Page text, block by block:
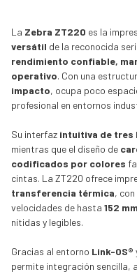
La Zebra ZT220 es la
versátil de la reconocida
rendimiento confiable,
operativo. Con una
impacto, ocupa poco
profesional en entornos
Su interfaz intuitiva de tres
mientras que el diseño de
codificados por colores
cintas. La ZT220 ofrece
transferencia térmica,
velocidades de hasta 152
nítidas y legibles.
Gracias al entorno Link-OS®
permite integración sencilla,